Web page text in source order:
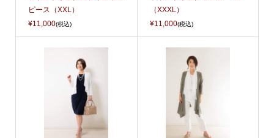
ピース（XXL）
¥11,000(税込)
（XXXL）
¥11,000(税込)